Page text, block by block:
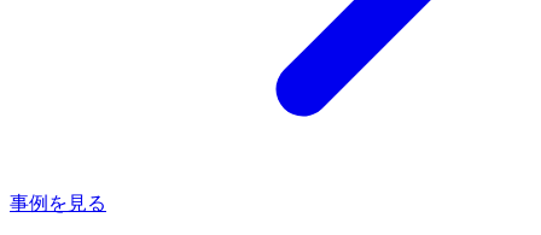
事例を見る